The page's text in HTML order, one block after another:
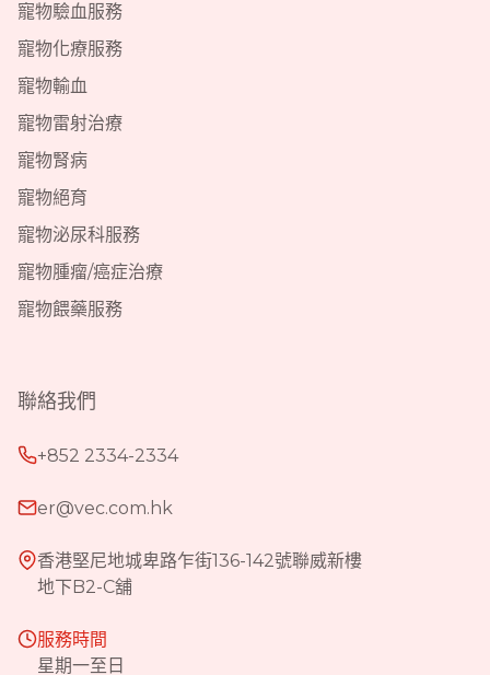
寵物驗血服務
寵物化療服務
寵物輸血
寵物雷射治療
寵物腎病
寵物絕育
寵物泌尿科服務
寵物腫瘤/癌症治療
寵物餵藥服務
聯絡我們
+852 2334-2334
er@vec.com.hk
香港堅尼地城卑路乍街136-142號聯威新樓
地下B2-C舖
服務時間
星期一至日